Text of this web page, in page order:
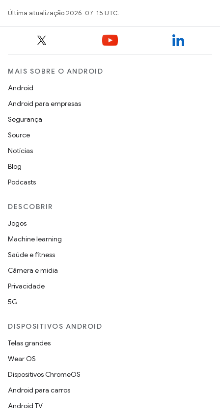
Última atualização 2026-07-15 UTC.
MAIS SOBRE O ANDROID
Android
Android para empresas
Segurança
Source
Notícias
Blog
Podcasts
DESCOBRIR
Jogos
Machine learning
Saúde e fitness
Câmera e mídia
Privacidade
5G
DISPOSITIVOS ANDROID
Telas grandes
Wear OS
Dispositivos ChromeOS
Android para carros
Android TV